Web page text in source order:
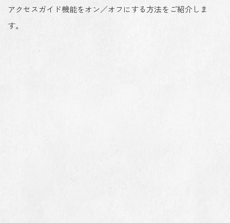
アクセスガイド機能をオン／オフにする方法をご紹介しま
す。